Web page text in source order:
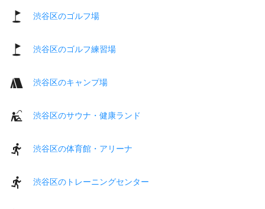
渋谷区のゴルフ場
渋谷区のゴルフ練習場
渋谷区のキャンプ場
渋谷区のサウナ・健康ランド
渋谷区の体育館・アリーナ
渋谷区のトレーニングセンター